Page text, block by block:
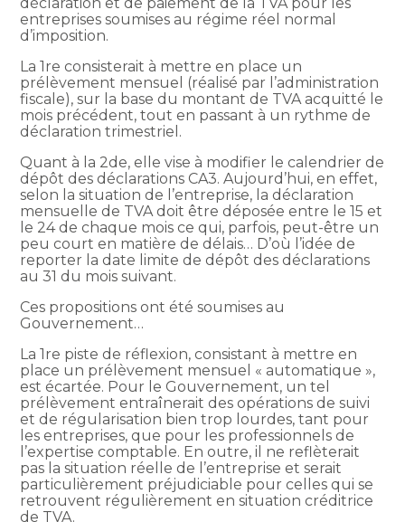
entreprises soumises au régime réel normal
d’imposition.
La 1re consisterait à mettre en place un
prélèvement mensuel (réalisé par l’administration
fiscale), sur la base du montant de TVA acquitté le
mois précédent, tout en passant à un rythme de
déclaration trimestriel.
Quant à la 2de, elle vise à modifier le calendrier de
dépôt des déclarations CA3. Aujourd’hui, en effet,
selon la situation de l’entreprise, la déclaration
mensuelle de TVA doit être déposée entre le 15 et
le 24 de chaque mois ce qui, parfois, peut-être un
peu court en matière de délais… D’où l’idée de
reporter la date limite de dépôt des déclarations
au 31 du mois suivant.
Ces propositions ont été soumises au
Gouvernement…
La 1re piste de réflexion, consistant à mettre en
place un prélèvement mensuel « automatique »,
est écartée. Pour le Gouvernement, un tel
prélèvement entraînerait des opérations de suivi
et de régularisation bien trop lourdes, tant pour
les entreprises, que pour les professionnels de
l’expertise comptable. En outre, il ne reflèterait
pas la situation réelle de l’entreprise et serait
particulièrement préjudiciable pour celles qui se
retrouvent régulièrement en situation créditrice
de TVA.